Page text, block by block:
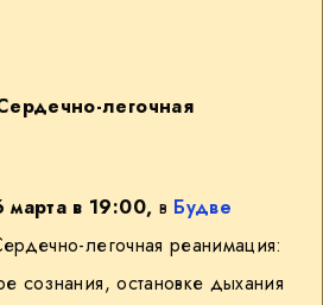
легочная
марта в 19:00, в Будве
легочная реанимация:
сознания, остановке дыхания